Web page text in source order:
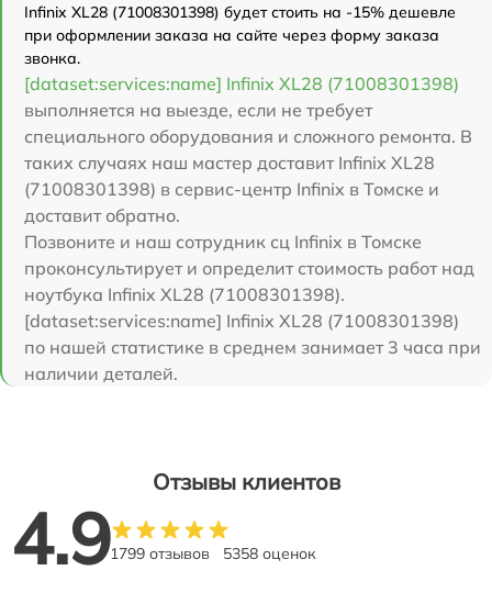
Infinix XL28 (71008301398) будет стоить на -15% дешевле
при оформлении заказа на сайте через форму заказа
звонка.
[dataset:services:name] Infinix XL28 (71008301398)
выполняется на выезде, если не требует
специального оборудования и сложного ремонта. В
таких случаях наш мастер доставит Infinix XL28
(71008301398) в сервис-центр Infinix в Томске и
доставит обратно.
Позвоните и наш сотрудник сц Infinix в Томске
проконсультирует и определит стоимость работ над
ноутбука Infinix XL28 (71008301398).
[dataset:services:name] Infinix XL28 (71008301398)
по нашей статистике в среднем занимает 3 часа при
наличии деталей.
Отзывы клиентов
4.91799 отзывов 5358 оценок